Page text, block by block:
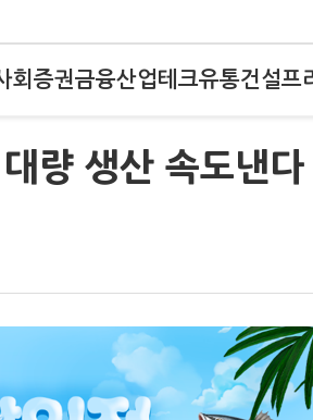
회 증권금융산업테크유통건설프
량 생산 속도낸다